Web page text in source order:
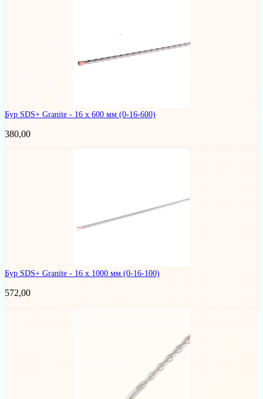
Бур SDS+ Granite - 16 х 600 мм (0-16-600)
380,00
Бур SDS+ Granite - 16 x 1000 мм (0-16-100)
572,00